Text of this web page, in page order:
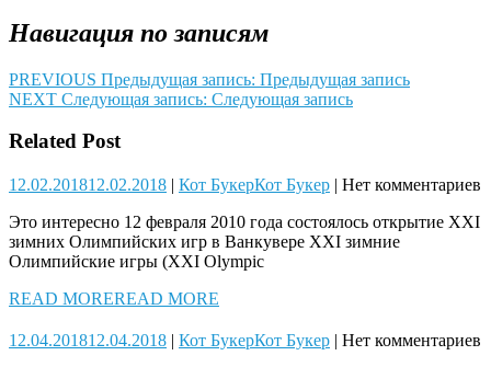
Навигация по записям
PREVIOUS Предыдущая запись: Предыдущая запись
NEXT Следующая запись: Следующая запись
Related Post
12.02.201812.02.2018 | Кот БукерКот Букер | Нет комментариев
Это интересно 12 февраля 2010 года состоялось открытие XXI
зимних Олимпийских игр в Ванкувере XXI зимние
Олимпийские игры (XXI Olympic
READ MOREREAD MORE
12.04.201812.04.2018 | Кот БукерКот Букер | Нет комментариев